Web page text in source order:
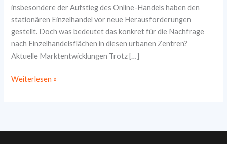
insbesondere der Aufstieg des Online-Handels haben den
stationären Einzelhandel vor neue Herausforderungen
gestellt. Doch was bedeutet das konkret für die Nachfrage
nach Einzelhandelsflächen in diesen urbanen Zentren?
Aktuelle Marktentwicklungen Trotz […]
Einzelhandel
Weiterlesen »